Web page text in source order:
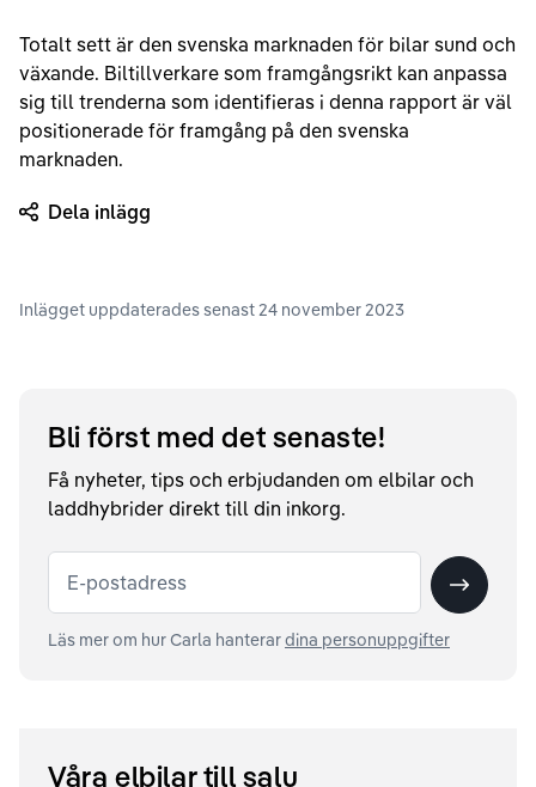
Totalt sett är den svenska marknaden för bilar sund och
växande. Biltillverkare som framgångsrikt kan anpassa
sig till trenderna som identifieras i denna rapport är väl
positionerade för framgång på den svenska
marknaden.
Dela inlägg
Inlägget uppdaterades senast 24 november 2023
Bli först med det senaste!
Få nyheter, tips och erbjudanden om elbilar och
laddhybrider direkt till din inkorg.
E-postadress Skicka
Läs mer om hur Carla hanterardina personuppgifter
Våra elbilar till salu